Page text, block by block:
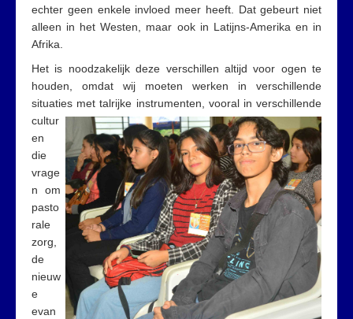
echter geen enkele invloed meer heeft. Dat gebeurt niet
alleen in het Westen, maar ook in Latijns-Amerika en in
Afrika.
Het is noodzakelijk deze verschillen altijd voor ogen te
houden, omdat wij moeten werken in verschillende
situaties met talrijke instrumenten, vooral in verschillende
cultur
en
die
vrage
n om
pasto
rale
zorg,
de
nieuw
e
evan